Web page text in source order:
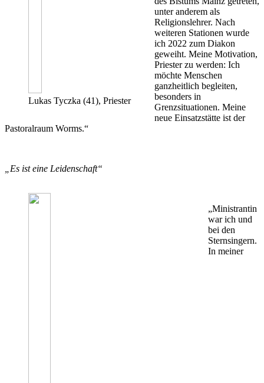
Lukas Tyczka (41), Priester
unter anderem als
Religionslehrer. Nach
weiteren Stationen wurde
ich 2022 zum Diakon
geweiht. Meine Motivation,
Priester zu werden: Ich
möchte Menschen
ganzheitlich begleiten,
besonders in
Grenzsituationen. Meine
neue Einsatzstätte ist der
Pastoralraum Worms.“
„Es ist eine Leidenschaft“
„Ministrantin
war ich und
bei den
Sternsingern.
In meiner